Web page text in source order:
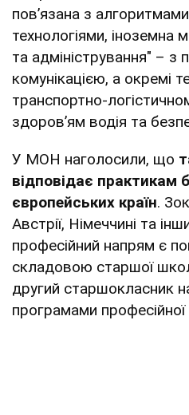
пов’язана з
технологіями, іноземна
та адміністрування" – з
комунікацією, а окремі
транспортно-
здоров’ям водія та
У МОН наголосили, що
відповідає практикам
європейських країн.
Австрії, Німеччині та
професійний напрям є
складовою старшої
другий старшокласник
програмами професійної